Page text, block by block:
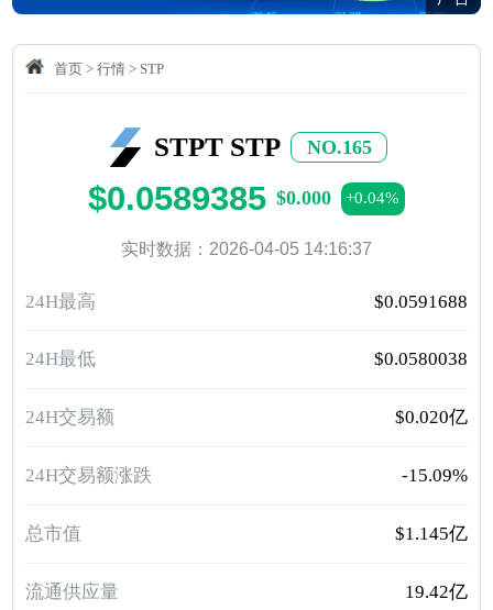
首页> 行情> STP
STPT STP NO.165
$0.0589385 $0.000 +0.04%
实时数据：2026-04-05 14:16:37
24H最高 $0.0591688
24H最低 $0.0580038
24H交易额 $0.020亿
24H交易额涨跌 -15.09%
总市值 $1.145亿
流通供应量 19.42亿